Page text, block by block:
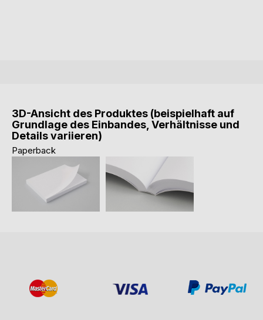
3D-Ansicht des Produktes (beispielhaft auf
Grundlage des Einbandes, Verhältnisse und
Details variieren)
Paperback